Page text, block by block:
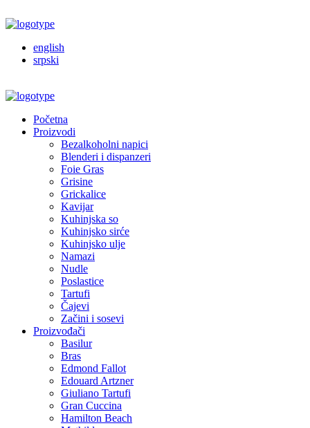
english
srpski
Početna
Proizvodi
Bezalkoholni napici
Blenderi i dispanzeri
Foie Gras
Grisine
Grickalice
Kavijar
Kuhinjska so
Kuhinjsko sirće
Kuhinjsko ulje
Namazi
Nudle
Poslastice
Tartufi
Čajevi
Začini i sosevi
Proizvođači
Basilur
Bras
Edmond Fallot
Edouard Artzner
Giuliano Tartufi
Gran Cuccina
Hamilton Beach